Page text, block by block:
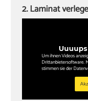
Um ihnen Videos
Drittanbietersoftware.
stimmen sie der
2. Laminat